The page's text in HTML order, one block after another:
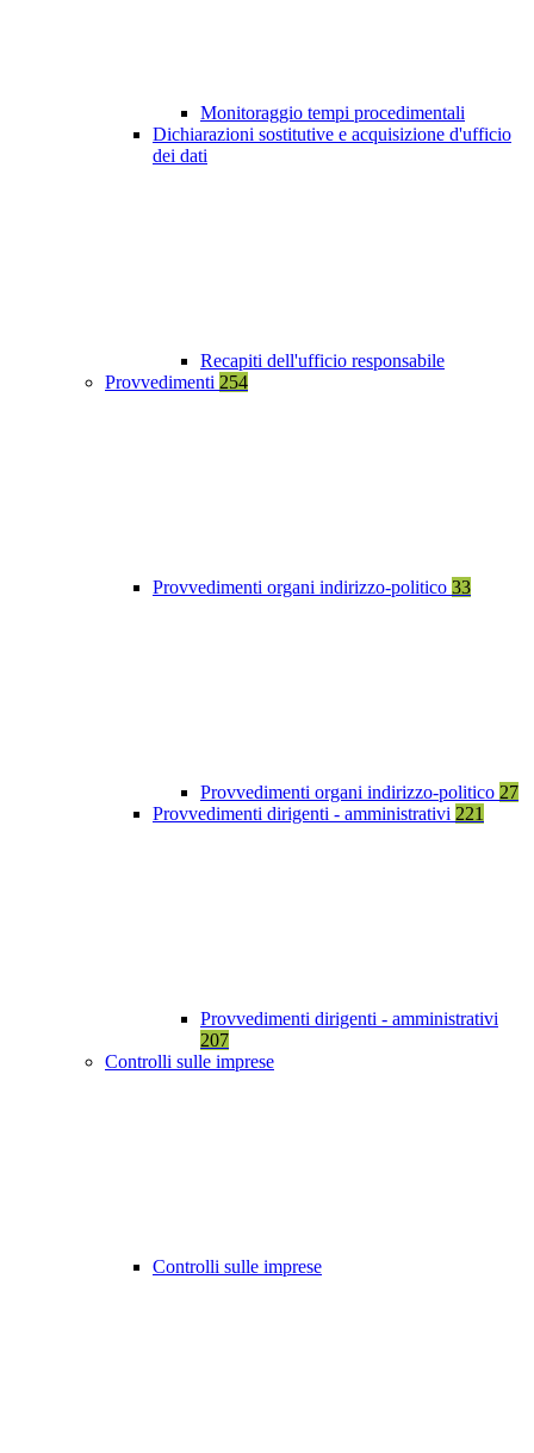
Monitoraggio tempi procedimentali
Dichiarazioni sostitutive e acquisizione d'ufficio
dei dati
Recapiti dell'ufficio responsabile
Provvedimenti 254
Provvedimenti organi indirizzo-politico 33
Provvedimenti organi indirizzo-politico 27
Provvedimenti dirigenti - amministrativi 221
Provvedimenti dirigenti - amministrativi
207
Controlli sulle imprese
Controlli sulle imprese